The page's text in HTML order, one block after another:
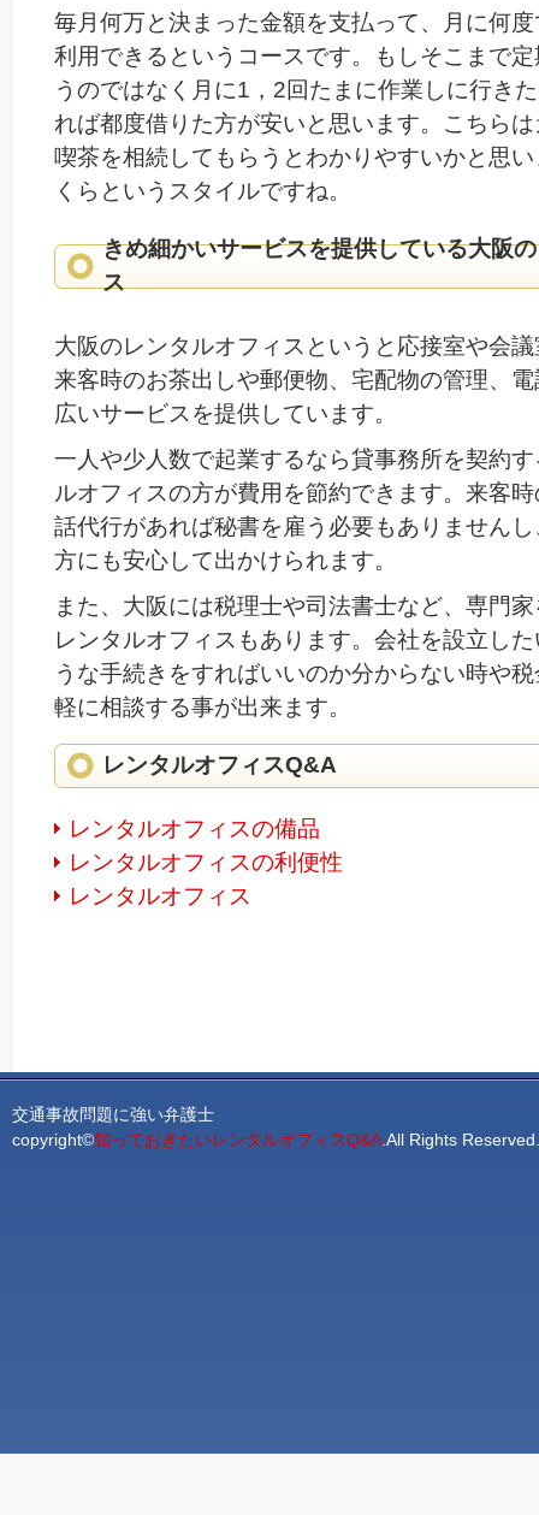
毎月何万と決まった金額を支払って、月に何
利用できるというコースです。もしそこまで
うのではなく月に1，2回たまに作業しに行き
れば都度借りた方が安いと思います。こちら
喫茶を相続してもらうとわかりやすいかと思
くらというスタイルですね。
きめ細かいサービスを提供している大阪
ス
大阪のレンタルオフィスというと応接室や会
来客時のお茶出しや郵便物、宅配物の管理、
広いサービスを提供しています。
一人や少人数で起業するなら貸事務所を契約
ルオフィスの方が費用を節約できます。来客
話代行があれば秘書を雇う必要もありません
方にも安心して出かけられます。
また、大阪には税理士や司法書士など、専門
レンタルオフィスもあります。会社を設立し
うな手続きをすればいいのか分からない時や
軽に相談する事が出来ます。
レンタルオフィスQ&A
レンタルオフィスの備品
レンタルオフィスの利便性
レンタルオフィス
交通事故問題に強い弁護士
copyright©知っておきたいレンタルオフィスQ&A .All Rights